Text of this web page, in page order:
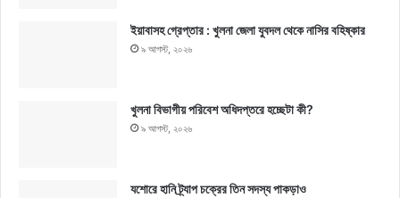
ইয়াবাসহ গ্রেপ্তার : খুলনা জেলা যুবদল থেকে নাসির বহিষ্কার
৯ আগস্ট, ২০২৬
খুলনা বিভাগীয় পরিবেশ অধিদপ্তরে হচ্ছেটা কী?
৯ আগস্ট, ২০২৬
যশোরে হানি ট্র্যাপ চক্রের তিন সদস্য পাকড়াও